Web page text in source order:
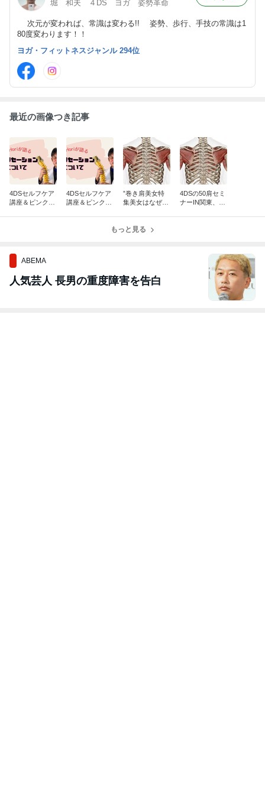
堀 和夫 ４DS ヨガ 姿勢革命
80度変わります！！
ヨガ・フィットネスジャンル 294位
最近の画像つき記事
4DSセルフケア
講座＆ピンクテ
4DSセルフケア
講座＆ピンクテ
1３日1３時から
”巻き肩美女特
集美女はなぜ巻
4DSの50肩セミ
ナーIN関東、6
もっと見る
ABEMA
人気芸人 長男の重度障害を告白